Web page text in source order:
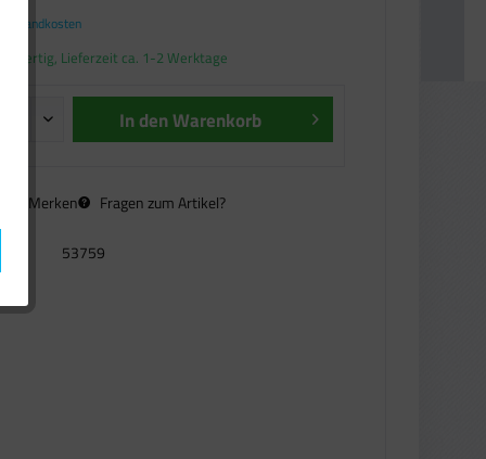
Versandkosten
Lieferzeit ca. 1-2 Werktage
In denWarenkorb
Merken Fragen zum Artikel?
53759